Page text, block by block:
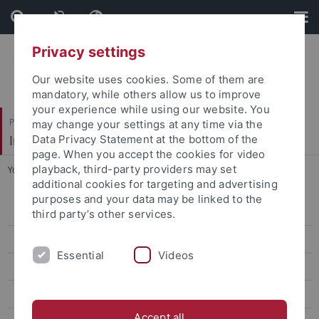
Skip
to
content
Skip
to
footer
Philosophische Fakultät
Institut für Medienwissenschaft
You are here: Startseite ... Praktikum im Ausland
Unsere Partnerhochschulen
Vor dem Auslandsaufenthalt
Privacy settings
Our website uses cookies. Some of them are
mandatory, while others allow us to improve
your experience while using our website. You
may change your settings at any time via the
Data Privacy Statement at the bottom of the
page. When you accept the cookies for video
playback, third-party providers may set
additional cookies for targeting and advertising
purposes and your data may be linked to the
third party’s other services.
Essential Videos